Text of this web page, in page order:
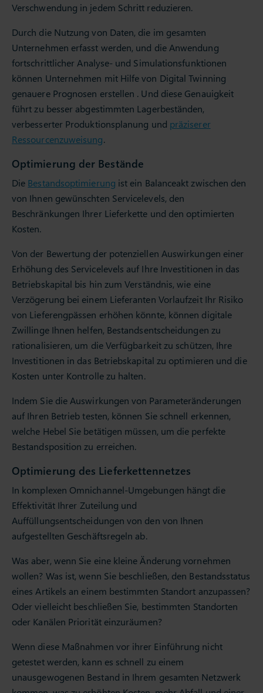
Verschwendung in jedem Schritt reduzieren.
Durch die Nutzung von Daten, die im gesamten
Unternehmen erfasst werden, und die Anwendung
fortschrittlicher Analyse- und Simulationsfunktionen
können Unternehmen mit Hilfe von Digital Twinning
genauere Prognosen erstellen . Und diese Genauigkeit
führt zu besser abgestimmten Lagerbeständen,
verbesserter Produktionsplanung und präziserer
Ressourcenzuweisung.
Optimierung der Bestände
Die Bestandsoptimierung ist ein Balanceakt zwischen den
von Ihnen gewünschten Servicelevels, den
Beschränkungen Ihrer Lieferkette und den optimierten
Kosten.
Von der Bewertung der potenziellen Auswirkungen einer
Erhöhung des Servicelevels auf Ihre Investitionen in das
Betriebskapital bis hin zum Verständnis, wie eine
Verzögerung bei einem Lieferanten Vorlaufzeit Ihr Risiko
von Lieferengpässen erhöhen könnte, können digitale
Zwillinge Ihnen helfen, Bestandsentscheidungen zu
rationalisieren, um die Verfügbarkeit zu schützen, Ihre
Investitionen in das Betriebskapital zu optimieren und die
Kosten unter Kontrolle zu halten.
Indem Sie die Auswirkungen von Parameteränderungen
auf Ihren Betrieb testen, können Sie schnell erkennen,
welche Hebel Sie betätigen müssen, um die perfekte
Bestandsposition zu erreichen.
Optimierung des Lieferkettennetzes
In komplexen Omnichannel-Umgebungen hängt die
Effektivität Ihrer Zuteilung und
Auffüllungsentscheidungen von den von Ihnen
aufgestellten Geschäftsregeln ab.
Was aber, wenn Sie eine kleine Änderung vornehmen
wollen? Was ist, wenn Sie beschließen, den Bestandsstatus
eines Artikels an einem bestimmten Standort anzupassen?
Oder vielleicht beschließen Sie, bestimmten Standorten
oder Kanälen Priorität einzuräumen?
Wenn diese Maßnahmen vor ihrer Einführung nicht
getestet werden, kann es schnell zu einem
unausgewogenen Bestand in Ihrem gesamten Netzwerk